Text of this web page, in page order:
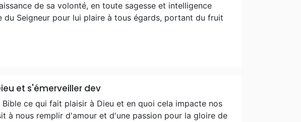
de sa volonté, en toute sagesse et intelligence
du Seigneur pour lui plaire à tous égards, portant du fruit
et s'émerveiller dev
ce qui fait plaisir à Dieu et en quoi cela impacte nos
à nous remplir d'amour et d'une passion pour la gloire de